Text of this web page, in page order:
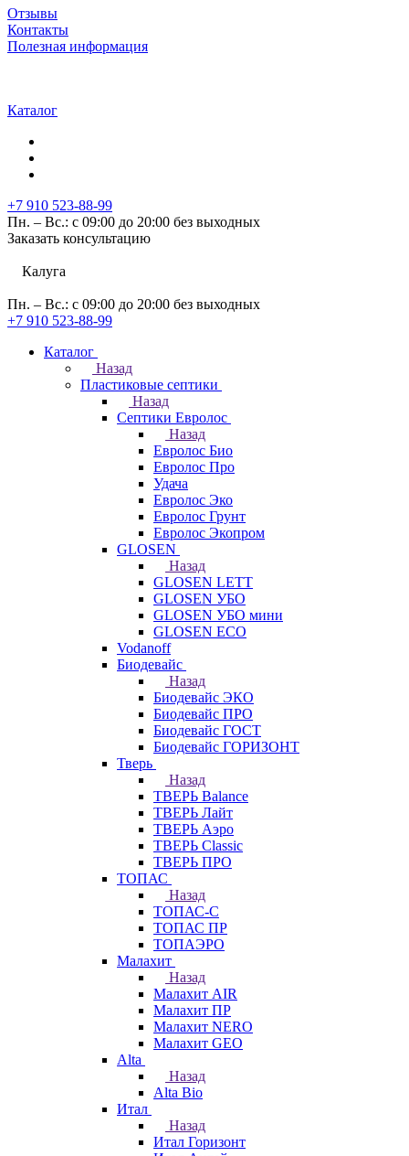
Отзывы
Контакты
Полезная информация
Каталог
+7 910 523-88-99
Пн. – Вс.: с 09:00 до 20:00 без выходных
Заказать консультацию
Калуга
Пн. – Вс.: с 09:00 до 20:00 без выходных
+7 910 523-88-99
Каталог
Назад
Пластиковые септики
Назад
Септики Евролос
Назад
Евролос Био
Евролос Про
Удача
Евролос Эко
Евролос Грунт
Евролос Экопром
GLOSEN
Назад
GLOSEN LETT
GLOSEN УБО
GLOSEN УБО мини
GLOSEN ECO
Vodanoff
Биодевайс
Назад
Биодевайс ЭКО
Биодевайс ПРО
Биодевайс ГОСТ
Биодевайс ГОРИЗОНТ
Тверь
Назад
ТВЕРЬ Balance
ТВЕРЬ Лайт
ТВЕРЬ Аэро
ТВЕРЬ Classic
ТВЕРЬ ПРО
ТОПАС
Назад
ТОПАС-С
ТОПАС ПР
ТОПАЭРО
Малахит
Назад
Малахит AIR
Малахит ПР
Малахит NERO
Малахит GEO
Alta
Назад
Alta Bio
Итал
Назад
Итал Горизонт